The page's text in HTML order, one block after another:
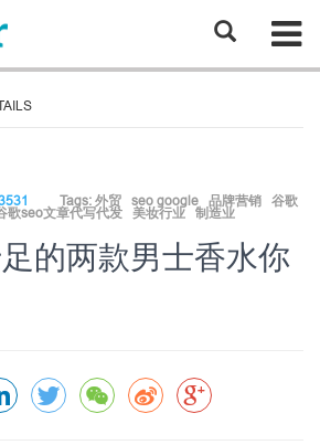
Tags: 外贸 seo google 品牌营销 谷歌
歌seo文章代写代发 美妆行业 制造业
的两款男士香水你